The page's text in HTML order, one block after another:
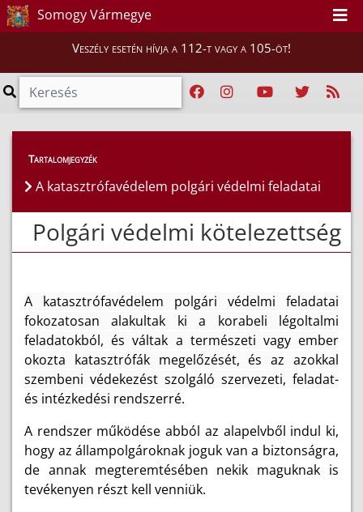
Somogy Vármegye
Veszély esetén hívja a 112-t vagy a 105-öt!
Lakosság >
Tartalomjegyzék
A katasztrófavédelem polgári védelmi feladatai
Polgári védelmi kötelezettség
A katasztrófavédelem polgári védelmi feladatai
fokozatosan alakultak ki a korabeli légoltalmi
feladatokból, és váltak a természeti vagy ember
okozta katasztrófák megelőzését, és az azokkal
szembeni védekezést szolgáló szervezeti, feladat-
és intézkedési rendszerré.
A rendszer működése abból az alapelvből indul ki,
hogy az állampolgároknak joguk van a biztonságra,
de annak megteremtésében nekik maguknak is
tevékenyen részt kell venniük.